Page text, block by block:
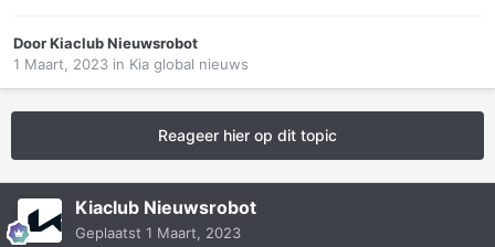
DoorKiaclub Nieuwsrobot
1 Maart, 2023 in Kia global nieuws
Reageer hier op dit topic
Kiaclub Nieuwsrobot
Geplaatst 1 Maart, 2023